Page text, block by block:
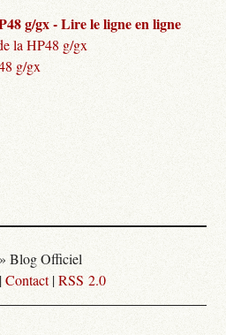
g/gx - Lire le ligne en ligne
la HP48 g/gx
g/gx
Blog Officiel
Contact|RSS 2.0